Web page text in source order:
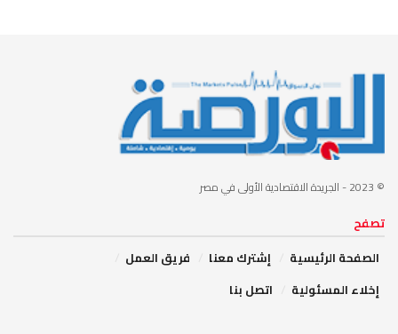
© 2023 - الجريدة الاقتصادية الأولى في مصر
تصفح
الصفحة الرئيسية
إشترك معنا
فريق العمل
إخلاء المسئولية
اتصل بنا